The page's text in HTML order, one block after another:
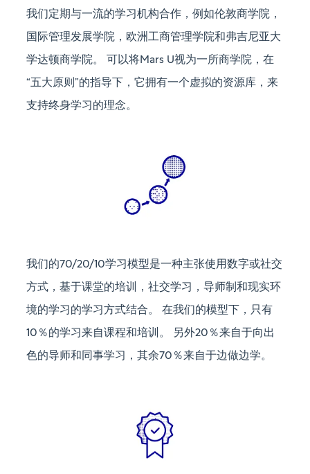
我们定期与一流的学习机构合作，例如伦敦商学院，
国际管理发展学院，欧洲工商管理学院和弗吉尼亚大
学达顿商学院。 可以将Mars U视为一所商学院，在
“五大原则”的指导下，它拥有一个虚拟的资源库，来
支持终身学习的理念。
我们的70/20/10学习模型是一种主张使用数字或社交
方式，基于课堂的培训，社交学习，导师制和现实环
境的学习的学习方式结合。 在我们的模型下，只有
10％的学习来自课程和培训。 另外20％来自于向出
色的导师和同事学习，其余70％来自于边做边学。